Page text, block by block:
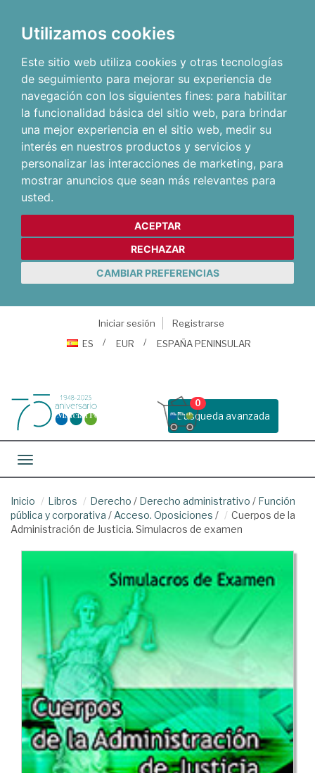
Utilizamos cookies
Este sitio web utiliza cookies y otras tecnologías
de seguimiento para mejorar su experiencia de
navegación con los siguientes fines: para habilitar
la funcionalidad básica del sitio web, para brindar
una mejor experiencia en el sitio web, medir su
interés en nuestros productos y servicios y
personalizar las interacciones de marketing, para
mostrar anuncios que sean más relevantes para
usted.
ACEPTAR
RECHAZAR
CAMBIAR PREFERENCIAS
Iniciar sesión
Registrarse
ES
EUR ESPAÑA PENINSULAR
Busqueda avanzada
0
Toggle navigation
Inicio Libros Derecho / Derecho administrativo / Función
pública y corporativa / Acceso. Oposiciones /
Cuerpos de la
Administración de Justicia. Simulacros de examen